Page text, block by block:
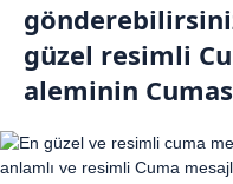
güzel resimli
aleminin